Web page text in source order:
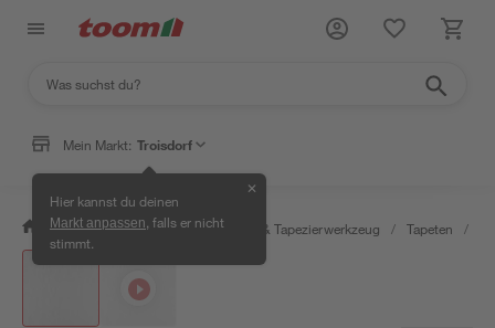
Mein Markt: Troisdorf
Hier kannst du deinen
Markt anpassen , falls er nicht
stimmt.
✕
/ Wohnen & Haushalt / Tapeten & Tapezierwerkzeug / Tapeten /